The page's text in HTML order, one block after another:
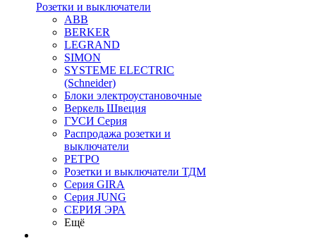
Розетки и выключатели
ABB
BERKER
LEGRAND
SIMON
SYSTEME ELECTRIC
(Schneider)
Блоки электроустановочные
Веркель Швеция
ГУСИ Серия
Распродажа розетки и
выключатели
РЕТРО
Розетки и выключатели ТДМ
Серия GIRA
Серия JUNG
СЕРИЯ ЭРА
Ещё